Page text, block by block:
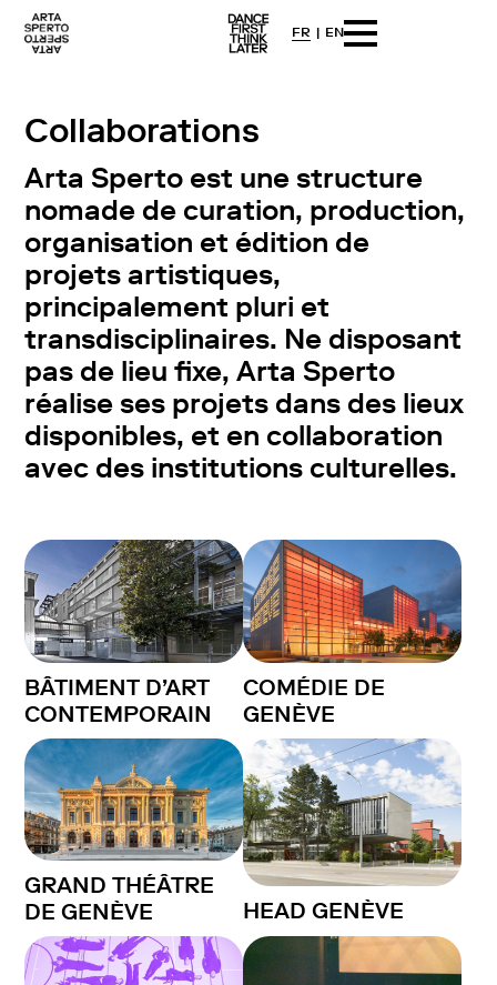
FR EN
Collaborations
Arta Sperto est une structure
nomade de curation, production,
organisation et édition de
projets artistiques,
principalement pluri et
transdisciplinaires. Ne disposant
pas de lieu fixe, Arta Sperto
réalise ses projets dans des lieux
disponibles, et en collaboration
avec des institutions culturelles.
BÂTIMENT D’ART
CONTEMPORAIN
COMÉDIE DE
GENÈVE
GRAND THÉÂTRE
DE GENÈVE
HEAD GENÈVE